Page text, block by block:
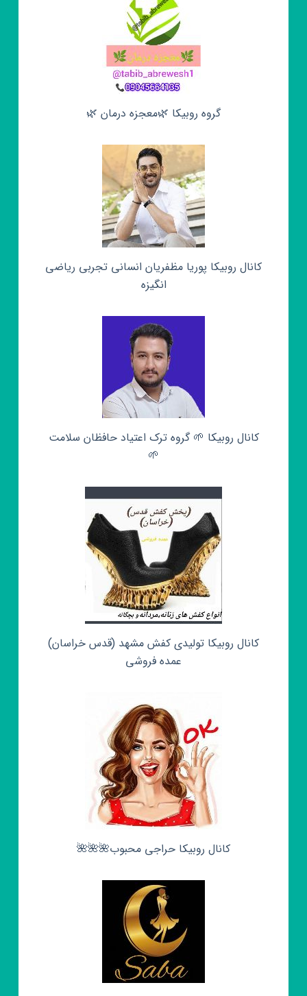
گروه روبیکا 🌿معجزه درمان 🌿
کانال روبیکا پوریا مظفریان انسانی تجربی ریاضی
انگیزه
کانال روبیکا 🌱 گروه ترک اعتیاد حافظان سلامت
🌱
کانال روبیکا تولیدی کفش مشهد (قدس خراسان)
عمده فروشی
کانال روبیکا حراجی محبوب🌺🌺🌺